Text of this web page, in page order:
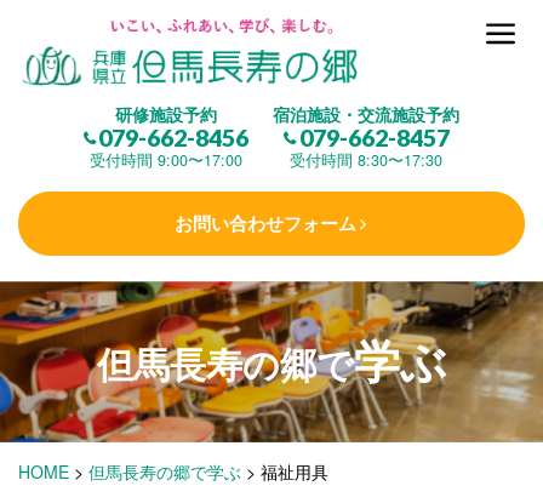
研修施設予約
079-662-8456
受付時間 9:00〜17:00
宿泊施設・交流施設予約
079-662-8457
受付時間 8:30〜17:30
お問い合わせフォーム
但馬長寿の郷とは
(研修施設)
楽しむ
学 ぶ(健康福祉)
泊まる(宿泊)
但馬長寿の郷で学ぶ
HOME > 但馬長寿の郷で学ぶ > 福祉用具